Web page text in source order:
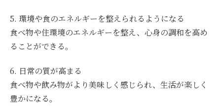
5. 環境や食のエネルギーを整えられるようになる
食べ物や住環境のエネルギーを整え、心身の調和を高め
ることができる。
6. 日常の質が高まる
食べ物や飲み物がより美味しく感じられ、生活が楽しく
豊かになる。